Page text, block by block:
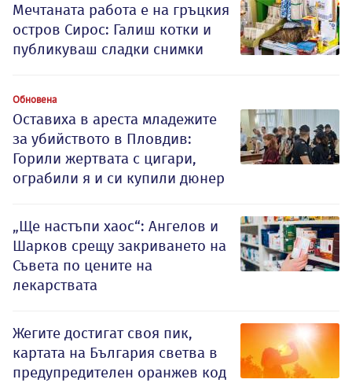
Мечтаната работа е на гръцкия
остров Сирос: Галиш котки и
публикуваш сладки снимки
Обновена
Оставиха в ареста младежите
за убийството в Пловдив:
Горили жертвата с цигари,
ограбили я и си купили дюнер
„Ще настъпи хаос“: Ангелов и
Шарков срещу закриването на
Съвета по цените на
лекарствата
Жегите достигат своя пик,
картата на България светва в
предупредителен оранжев код